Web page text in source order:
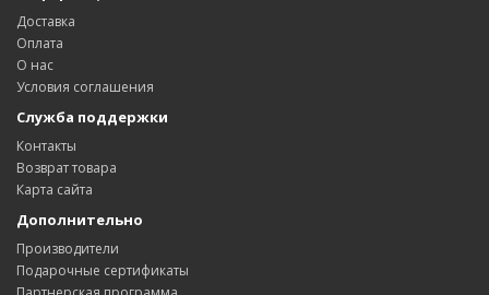
Доставка
Оплата
О нас
Условия соглашения
Служба поддержки
Контакты
Возврат товара
Карта сайта
Дополнительно
Производители
Подарочные сертификаты